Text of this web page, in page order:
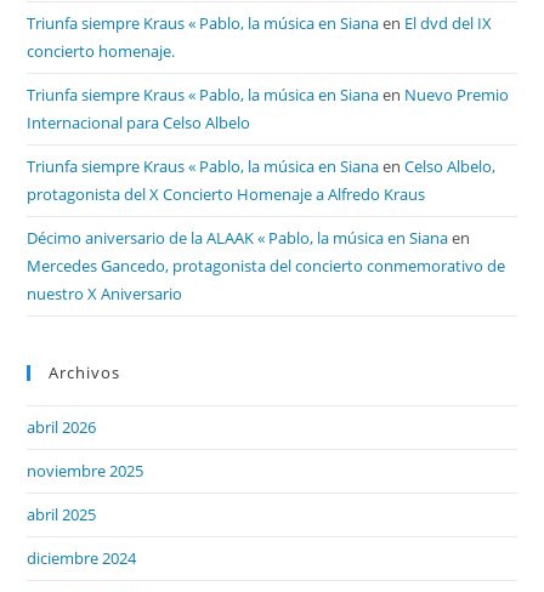
Triunfa siempre Kraus « Pablo, la música en Sianaen El dvd del IX
concierto homenaje.
Triunfa siempre Kraus « Pablo, la música en Sianaen Nuevo Premio
Internacional para Celso Albelo
Triunfa siempre Kraus « Pablo, la música en SianaenCelso Albelo,
protagonista del X Concierto Homenaje a Alfredo Kraus
Décimo aniversario de la ALAAK « Pablo, la música en Sianaen
Mercedes Gancedo, protagonista del concierto conmemorativo de
nuestro X Aniversario
Archivos
abril 2026
noviembre 2025
abril 2025
diciembre 2024